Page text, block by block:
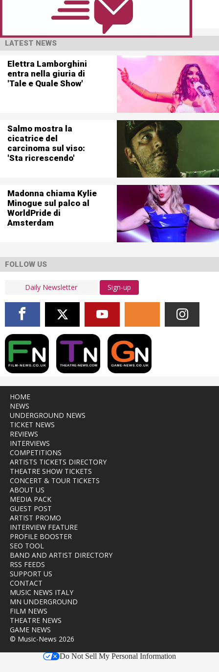
LATEST NEWS
Elettra Lamborghini
entra nella giuria di
'Tale e Quale Show'
Salmo mostra la
cicatrice del
carcinoma sul viso:
'Sta ricrescendo'
Madonna chiama Kylie
Minogue sul palco al
WorldPride di
Amsterdam
FOLLOW US
Sign-up
HOME
NEWS
UNDERGROUND NEWS
TICKET NEWS
REVIEWS
INTERVIEWS
COMPETITIONS
ARTISTS TICKETS DIRECTORY
THEATRE SHOW TICKETS
CONCERT & TOUR TICKETS
ABOUT US
MEDIA PACK
GUEST POST
ARTIST PROMO
INTERVIEW FEATURE
PROFILE BOOSTER
SEO TOOL
BAND AND ARTIST DIRECTORY
RSS FEEDS
SUPPORT US
CONTACT
MUSIC NEWS ITALY
MN UNDERGROUND
FILM NEWS
THEATRE NEWS
GAME NEWS
© Music-News 2026
Do Not Sell My Personal Information